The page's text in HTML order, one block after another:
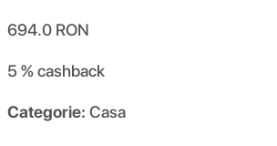
694.0 RON
5 %cashback
Categorie: Casa